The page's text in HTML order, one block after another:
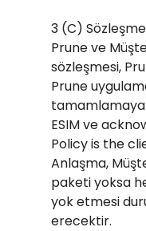
3 (C)
Prune ve
sözleşmesi,
Prune
ESIM ve
Policy is the
Anlaşma,
paketi yoksa
yok etmesi
erecektir.